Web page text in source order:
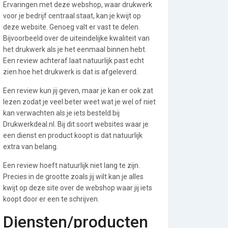
Ervaringen met deze webshop, waar drukwerk
voor je bedrijf centraal staat, kan je kwijt op
deze website. Genoeg valt er vast te delen.
Bijvoorbeeld over de uiteindelijke kwaliteit van
het drukwerk als je het eenmaal binnen hebt.
Een review achteraf laat natuurlijk past echt
zien hoe het drukwerk is dat is afgeleverd.
Een review kun jij geven, maar je kan er ook zat
lezen zodat je veel beter weet wat je wel of niet
kan verwachten als je iets besteld bij
Drukwerkdeal.nl. Bij dit soort websites waar je
een dienst en product koopt is dat natuurlijk
extra van belang.
Een review hoeft natuurlijk niet lang te zijn.
Precies in de grootte zoals jij wilt kan je alles
kwijt op deze site over de webshop waar jij iets
koopt door er een te schrijven.
Diensten/producten